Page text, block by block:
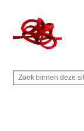
naar
de
inhoud
secondary
naar
de
sidebar
naar
de
Rechts
Z
Z